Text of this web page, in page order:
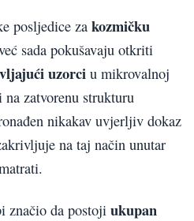
posljedice za kozmičku
sada pokušavaju otkriti
uzorci u mikrovalnoj
zatvorenu strukturu
nikakav uvjerljiv dokaz
na taj način unutar
značio da postoji ukupan